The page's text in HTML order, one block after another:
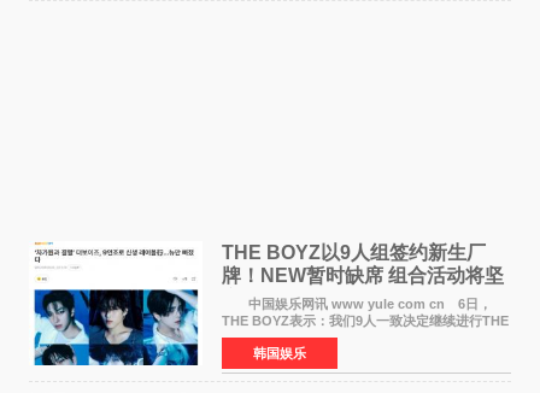
THE BOYZ以9人组签约新生厂
牌！NEW暂时缺席 组合活动将坚
定不移继续
中国娱乐网讯 www yule com cn 6日，
THE BOYZ表示：我们9人一致决定继续进行THE
BOYZ组合活动，并且已经完成了组合团体活动
签约。目前正在新生厂牌下进行活动准备。尚未
离开THE BOYZ原所
韩国娱乐